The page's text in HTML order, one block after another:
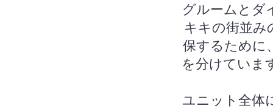
グルームとダ
キキの街並み
保するために
を分けていま
ユニット全体